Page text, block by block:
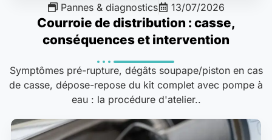
Pannes & diagnostics 13/07/2026
Courroie de distribution : casse,
conséquences et intervention
Symptômes pré-rupture, dégâts soupape/piston en cas
de casse, dépose-repose du kit complet avec pompe à
eau : la procédure d'atelier..